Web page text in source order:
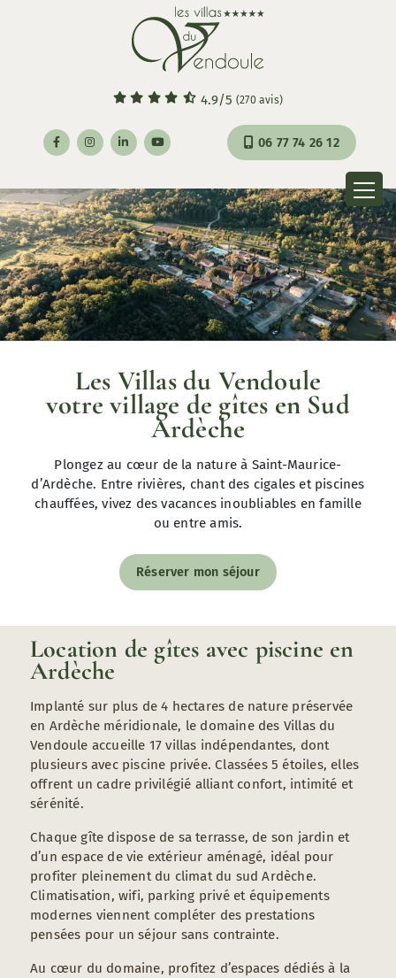
4.9/5 (270 avis)
06 77 74 26 12
Les Villas du Vendoule
votre village de gîtes en Sud
Ardèche
Plongez au cœur de la nature à Saint-Maurice-
d’Ardèche. Entre rivières, chant des cigales et piscines
chauffées, vivez des vacances inoubliables en famille
ou entre amis.
Réserver mon séjour
Location de gîtes avec piscine en
Ardèche
Implanté sur plus de 4 hectares de nature préservée
en Ardèche méridionale, le domaine des Villas du
Vendoule accueille 17 villas indépendantes, dont
plusieurs avec piscine privée. Classées 5 étoiles, elles
offrent un cadre privilégié alliant confort, intimité et
sérénité.
Chaque gîte dispose de sa terrasse, de son jardin et
d’un espace de vie extérieur aménagé, idéal pour
profiter pleinement du climat du sud Ardèche.
Climatisation, wifi, parking privé et équipements
modernes viennent compléter des prestations
pensées pour un séjour sans contrainte.
Au cœur du domaine, profitez d’espaces dédiés à la
Panneau de gestion des cookies